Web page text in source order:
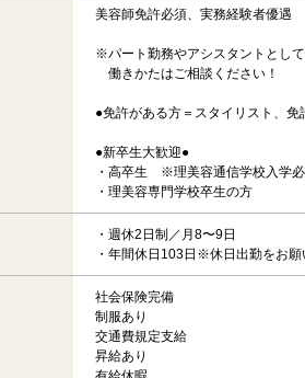
美容師免許必須、実務経験者優遇
※パート勤務やアシスタントとして
働きかたはご相談ください！
●免許がある方＝スタイリスト、
●新卒生大歓迎●
・高卒生 ※理美容通信学校入学
・理美容専門学校卒生の方
・週休2日制／月8〜9日
・年間休日103日※休日出勤をお
社会保険完備
制服あり
交通費規定支給
昇給あり